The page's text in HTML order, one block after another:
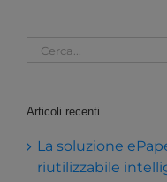
Cerca
Articoli recenti
La soluzione
riutilizzabile